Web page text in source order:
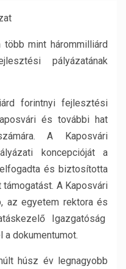
mint hárommilliárd
pályázatának
forintnyi fejlesztési
és további hat
A Kaposvári
koncepcióját a
és biztosította
A Kaposvári
az egyetem rektora és
Igazgatóság
a dokumentumot.
húsz év legnagyobb